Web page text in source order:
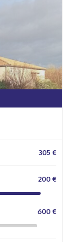
305 €
200 €
600 €